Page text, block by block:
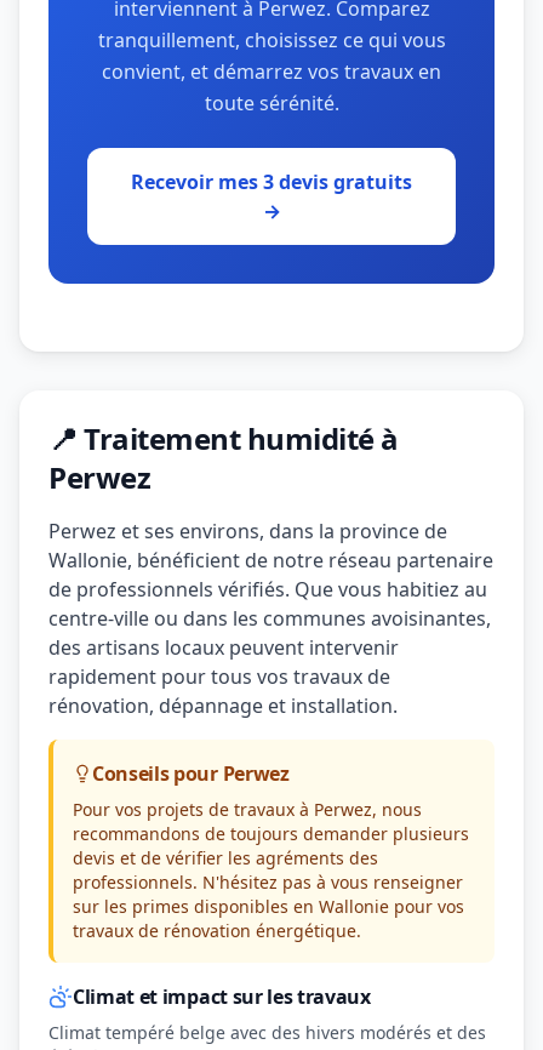
interviennent à Perwez. Comparez
tranquillement, choisissez ce qui vous
convient, et démarrez vos travaux en
toute sérénité.
Recevoir mes 3 devis gratuits
→
📍 Traitement humidité à
Perwez
Perwez et ses environs, dans la province de
Wallonie, bénéficient de notre réseau partenaire
de professionnels vérifiés. Que vous habitiez au
centre-ville ou dans les communes avoisinantes,
des artisans locaux peuvent intervenir
rapidement pour tous vos travaux de
rénovation, dépannage et installation.
Conseils pour Perwez
Pour vos projets de travaux à Perwez, nous
recommandons de toujours demander plusieurs
devis et de vérifier les agréments des
professionnels. N'hésitez pas à vous renseigner
sur les primes disponibles en Wallonie pour vos
travaux de rénovation énergétique.
Climat et impact sur les travaux
Climat tempéré belge avec des hivers modérés et des